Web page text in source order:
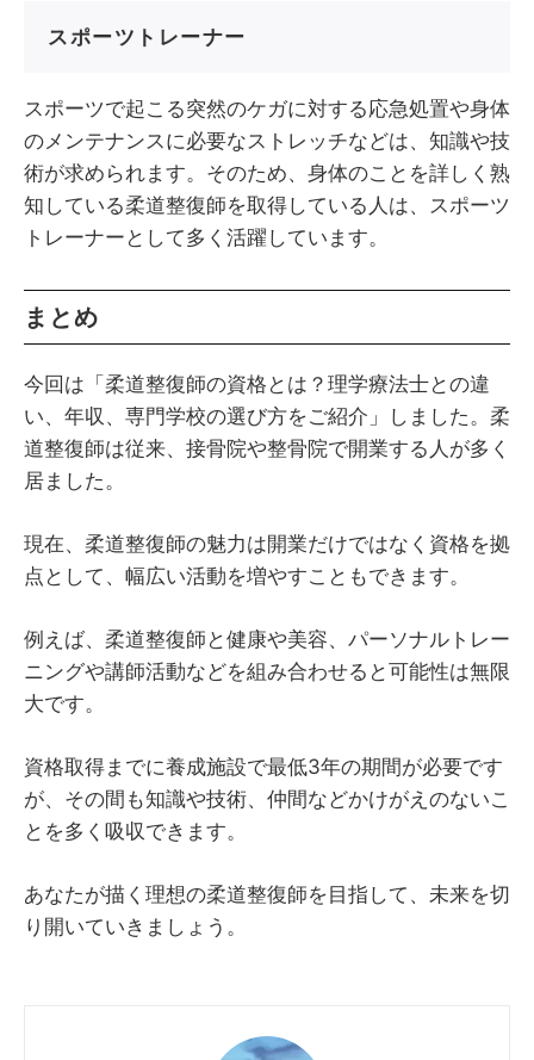
スポーツトレーナー
スポーツで起こる突然のケガに対する応急処置や身体
のメンテナンスに必要なストレッチなどは、知識や技
術が求められます。そのため、身体のことを詳しく熟
知している柔道整復師を取得している人は、スポーツ
トレーナーとして多く活躍しています。
まとめ
今回は「柔道整復師の資格とは？理学療法士との違
い、年収、専門学校の選び方をご紹介」しました。柔
道整復師は従来、接骨院や整骨院で開業する人が多く
居ました。
現在、柔道整復師の魅力は開業だけではなく資格を拠
点として、幅広い活動を増やすこともできます。
例えば、柔道整復師と健康や美容、パーソナルトレー
ニングや講師活動などを組み合わせると可能性は無限
大です。
資格取得までに養成施設で最低3年の期間が必要です
が、その間も知識や技術、仲間などかけがえのないこ
とを多く吸収できます。
あなたが描く理想の柔道整復師を目指して、未来を切
り開いていきましょう。